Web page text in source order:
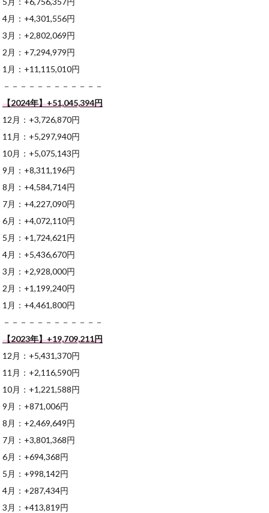
4月：+4,301,556円
3月：+2,802,069円
2月：+7,294,979円
1月：+11,115,010円
－－－－－－－－－－－－
【2024年】+51,045,394円
12月：+3,726,870円
11月：+5,297,940円
10月：+5,075,143円
9月：+8,311,196円
8月：+4,584,714円
7月：+4,227,090円
6月：+4,072,110円
5月：+1,724,621円
4月：+5,436,670円
3月：+2,928,000円
2月：+1,199,240円
1月：+4,461,800円
－－－－－－－－－－－－
【2023年】+19,709,211円
12月：+5,431,370円
11月：+2,116,590円
10月：+1,221,588円
9月：+871,006円
8月：+2,469,649円
7月：+3,801,368円
6月：+694,368円
5月：+998,142円
4月：+287,434円
3月：+413,819円